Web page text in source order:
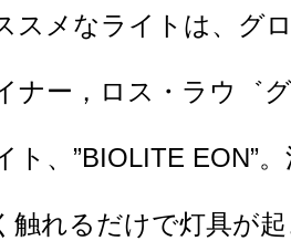
スメなライトは、グ
ナー，ロス・ラウ゛
ト、”BIOLITE EON”
触れるだけで灯具が